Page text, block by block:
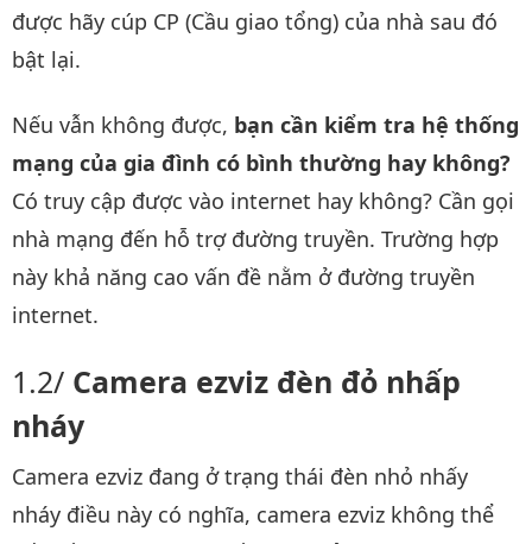
được hãy cúp CP (Cầu giao tổng) của nhà sau đó
bật lại.
Nếu vẫn không được, bạn cần kiểm tra hệ thống
mạng của gia đình có bình thường hay không?
Có truy cập được vào internet hay không? Cần gọi
nhà mạng đến hỗ trợ đường truyền. Trường hợp
này khả năng cao vấn đề nằm ở đường truyền
internet.
Camera ezviz đèn đỏ nhấp
nháy
Camera ezviz đang ở trạng thái đèn nhỏ nhấy
nháy điều này có nghĩa, camera ezviz không thể